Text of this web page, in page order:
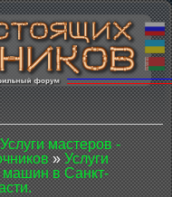
Услуги мастеров -
»Услуги
машин в Санкт-